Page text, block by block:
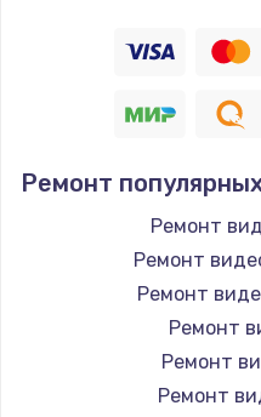
Ремонт
Ремонт
Ремонт
Ремонт
Ремонт
Ремонт
Ремонт